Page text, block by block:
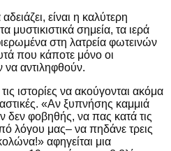
είναι η καλύτερη
μυστικιστικά σημεία, τα ιερά
στη λατρεία φωτεινών
που κάποτε μόνο οι
αντιληφθούν.
ιστορίες να ακούγονται ακόμα
«Αν ξυπνήσης καμμιά
δεν φοβηθής, να πας κατά τις
λόγου μας‒ να πηδάνε τρεις
αφηγείται μια